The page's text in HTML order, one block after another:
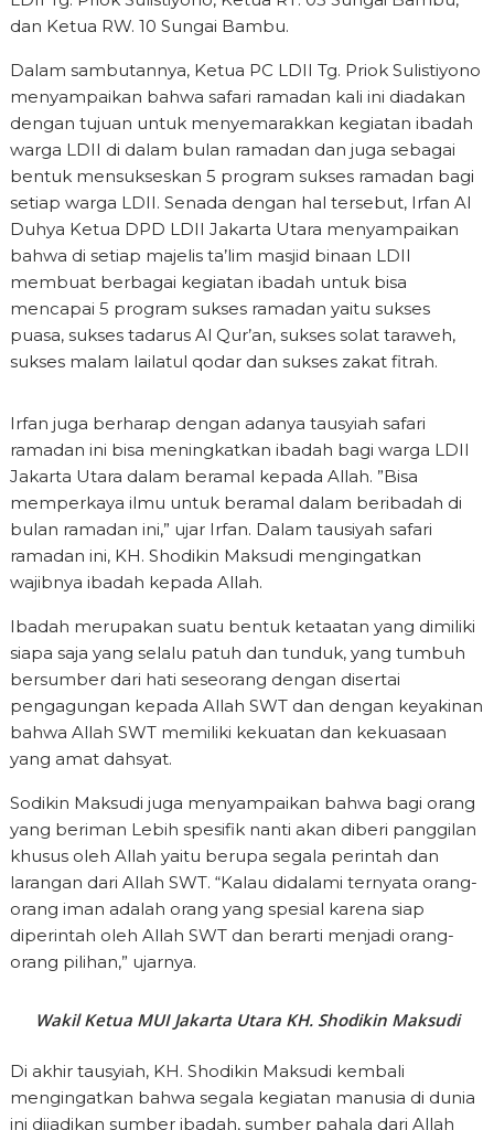
dan Ketua RW. 10 Sungai Bambu.
Dalam sambutannya, Ketua PC LDII Tg. Priok Sulistiyono
menyampaikan bahwa safari ramadan kali ini diadakan
dengan tujuan untuk menyemarakkan kegiatan ibadah
warga LDII di dalam bulan ramadan dan juga sebagai
bentuk mensukseskan 5 program sukses ramadan bagi
setiap warga LDII. Senada dengan hal tersebut, Irfan Al
Duhya Ketua DPD LDII Jakarta Utara menyampaikan
bahwa di setiap majelis ta’lim masjid binaan LDII
membuat berbagai kegiatan ibadah untuk bisa
mencapai 5 program sukses ramadan yaitu sukses
puasa, sukses tadarus Al Qur’an, sukses solat taraweh,
sukses malam lailatul qodar dan sukses zakat fitrah.
Irfan juga berharap dengan adanya tausyiah safari
ramadan ini bisa meningkatkan ibadah bagi warga LDII
Jakarta Utara dalam beramal kepada Allah. ”Bisa
memperkaya ilmu untuk beramal dalam beribadah di
bulan ramadan ini,” ujar Irfan. Dalam tausiyah safari
ramadan ini, KH. Shodikin Maksudi mengingatkan
wajibnya ibadah kepada Allah.
Ibadah merupakan suatu bentuk ketaatan yang dimiliki
siapa saja yang selalu patuh dan tunduk, yang tumbuh
bersumber dari hati seseorang dengan disertai
pengagungan kepada Allah SWT dan dengan keyakinan
bahwa Allah SWT memiliki kekuatan dan kekuasaan
yang amat dahsyat.
Sodikin Maksudi juga menyampaikan bahwa bagi orang
yang beriman Lebih spesifik nanti akan diberi panggilan
khusus oleh Allah yaitu berupa segala perintah dan
larangan dari Allah SWT. “Kalau didalami ternyata orang-
orang iman adalah orang yang spesial karena siap
diperintah oleh Allah SWT dan berarti menjadi orang-
orang pilihan,” ujarnya.
Wakil Ketua MUI Jakarta Utara KH. Shodikin Maksudi
Di akhir tausyiah, KH. Shodikin Maksudi kembali
mengingatkan bahwa segala kegiatan manusia di dunia
ini dijadikan sumber ibadah, sumber pahala dari Allah